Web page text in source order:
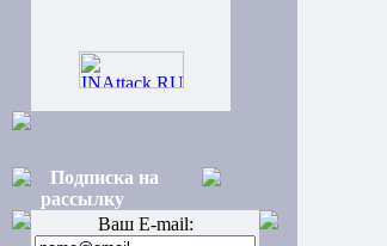
Подписка на
рассылку
Ваш E-mail: